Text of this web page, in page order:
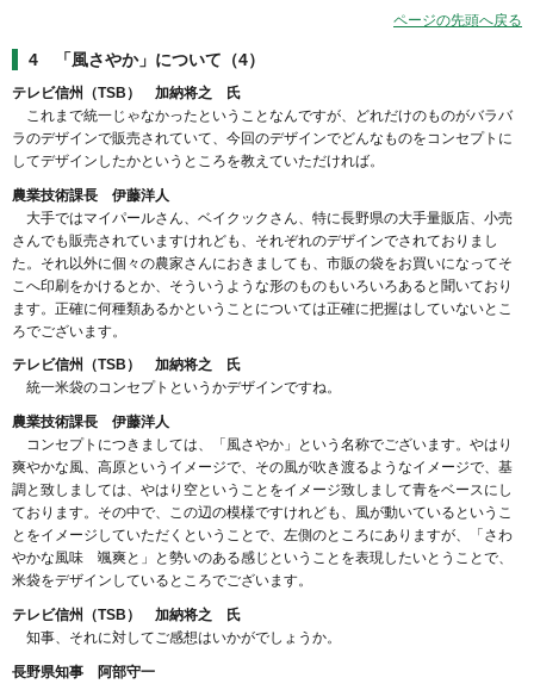
ページの先頭へ戻る
4 「風さやか」について（4）
テレビ信州（TSB） 加納将之 氏
これまで統一じゃなかったということなんですが、どれだけのものがバラバ
ラのデザインで販売されていて、今回のデザインでどんなものをコンセプトに
してデザインしたかというところを教えていただければ。
農業技術課長 伊藤洋人
大手ではマイパールさん、ベイクックさん、特に長野県の大手量販店、小売
さんでも販売されていますけれども、それぞれのデザインでされておりまし
た。それ以外に個々の農家さんにおきましても、市販の袋をお買いになってそ
こへ印刷をかけるとか、そういうような形のものもいろいろあると聞いており
ます。正確に何種類あるかということについては正確に把握はしていないとこ
ろでございます。
テレビ信州（TSB） 加納将之 氏
統一米袋のコンセプトというかデザインですね。
農業技術課長 伊藤洋人
コンセプトにつきましては、「風さやか」という名称でございます。やはり
爽やかな風、高原というイメージで、その風が吹き渡るようなイメージで、基
調と致しましては、やはり空ということをイメージ致しまして青をベースにし
ております。その中で、この辺の模様ですけれども、風が動いているというこ
とをイメージしていただくということで、左側のところにありますが、「さわ
やかな風味 颯爽と」と勢いのある感じということを表現したいとうことで、
米袋をデザインしているところでございます。
テレビ信州（TSB） 加納将之 氏
知事、それに対してご感想はいかがでしょうか。
長野県知事 阿部守一